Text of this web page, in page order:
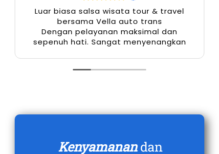
bulanan)
Layanan 24 jam untuk kebutuhan
mendesak
Asuransi perjalanan untuk keamanan
wisata maupun keperluan bisnis.
Luar biasa salsa wisata tour & travel
bersama Vella auto trans
Dengan pelayanan maksimal dan
sepenuh hati. Sangat menyenangkan
Kenyamanandan